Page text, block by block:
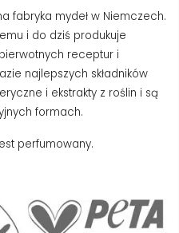
fabryka mydeł w Niemczech.
i do dziś produkuje
receptur i
najlepszych składników
i ekstrakty z roślin i są
formach.
perfumowany.